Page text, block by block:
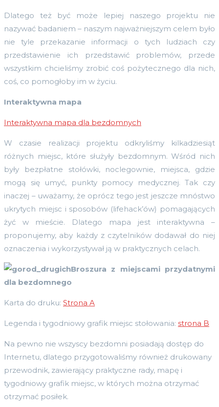
Dlatego też być może lepiej naszego projektu nie
nazywać badaniem – naszym najważniejszym celem było
nie tyle przekazanie informacji o tych ludziach czy
przedstawienie ich przedstawić problemów, przede
wszystkim chcieliśmy zrobić coś pożytecznego dla nich,
coś, co pomogłoby im w życiu.
Interaktywna mapa
Interaktywna mapa dla bezdomnych
W czasie realizacji projektu odkryliśmy kilkadziesiąt
różnych miejsc, które służyły bezdomnym. Wśród nich
były bezpłatne stołówki, noclegownie, miejsca, gdzie
mogą się umyć, punkty pomocy medycznej. Tak czy
inaczej – uważamy, że oprócz tego jest jeszcze mnóstwo
ukrytych miejsc i sposobów (lifehack’ów) pomagających
żyć w mieście. Dlatego mapa jest interaktywna –
proponujemy, aby każdy z czytelników dodawał do niej
oznaczenia i wykorzystywał ją w praktycznych celach.
Broszura z miejscami przydatnymi
dla bezdomnego
Karta do druku: Strona A
Legenda i tygodniowy grafik miejsc stołowania: strona B
Na pewno nie wszyscy bezdomni posiadają dostęp do
Internetu, dlatego przygotowaliśmy również drukowany
przewodnik, zawierający praktyczne rady, mapę i
tygodniowy grafik miejsc, w których można otrzymać
otrzymać posiłek.